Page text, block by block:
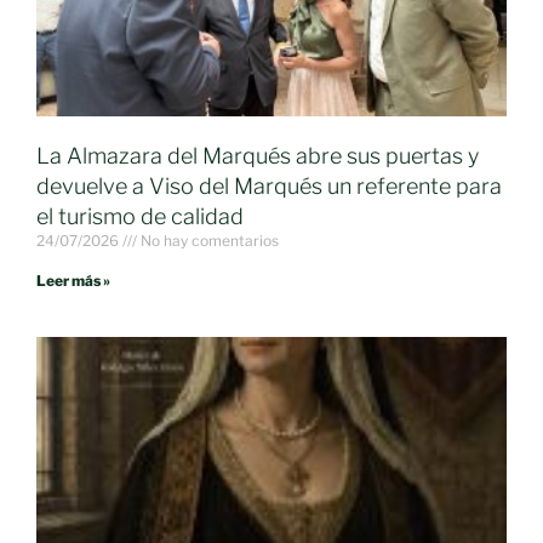
La Almazara del Marqués abre sus puertas y
devuelve a Viso del Marqués un referente para
el turismo de calidad
24/07/2026 No hay comentarios
Leer más »